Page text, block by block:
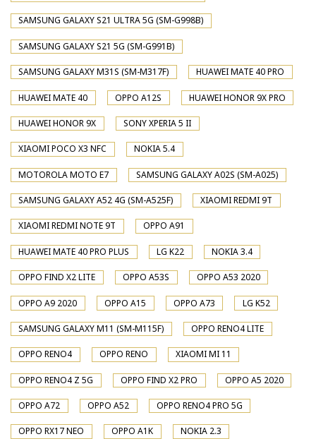
SAMSUNG GALAXY S21 ULTRA 5G (SM-G998B)
SAMSUNG GALAXY S21 5G (SM-G991B)
SAMSUNG GALAXY M31S (SM-M317F) HUAWEI MATE 40 PRO
HUAWEI MATE 40 OPPO A12S HUAWEI HONOR 9X PRO
HUAWEI HONOR 9X SONY XPERIA 5 II
XIAOMI POCO X3 NFC NOKIA 5.4
MOTOROLA MOTO E7 SAMSUNG GALAXY A02S (SM-A025)
SAMSUNG GALAXY A52 4G (SM-A525F) XIAOMI REDMI 9T
XIAOMI REDMI NOTE 9T OPPO A91
HUAWEI MATE 40 PRO PLUS LG K22 NOKIA 3.4
OPPO FIND X2 LITE OPPO A53S OPPO A53 2020
OPPO A9 2020 OPPO A15 OPPO A73 LG K52
SAMSUNG GALAXY M11 (SM-M115F) OPPO RENO4 LITE
OPPO RENO4 OPPO RENO XIAOMI MI 11
OPPO RENO4 Z 5G OPPO FIND X2 PRO OPPO A5 2020
OPPO A72 OPPO A52 OPPO RENO4 PRO 5G
OPPO RX17 NEO OPPO A1K NOKIA 2.3